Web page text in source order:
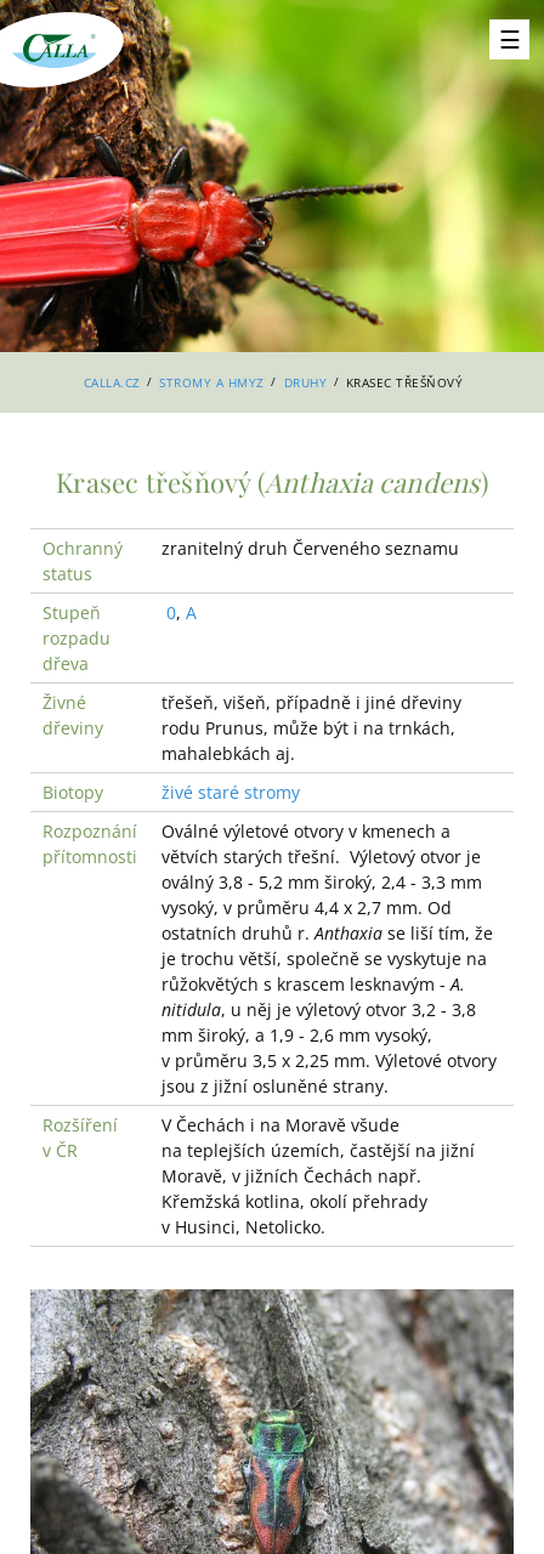
CALLA.CZ / STROMY A HMYZ / DRUHY / KRASEC TŘEŠŇOVÝ
Krasec třešňový (Anthaxia candens)
Ochranný
status
zranitelný druh Červeného seznamu
Stupeň
rozpadu
dřeva
0, A
Živné
dřeviny
třešeň, višeň, případně i jiné dřeviny
rodu Prunus, může být i na trnkách,
mahalebkách aj.
Biotopy
živé staré stromy
Rozpoznání
přítomnosti
Oválné výletové otvory v kmenech a
větvích starých třešní. Výletový otvor je
oválný 3,8 - 5,2 mm široký, 2,4 - 3,3 mm
vysoký, v průměru 4,4 x 2,7 mm. Od
ostatních druhů r.Anthaxia se liší tím, že
je trochu větší, společně se vyskytuje na
růžokvětých s krascem lesknavým -A.
nitidula, u něj je výletový otvor 3,2 - 3,8
mm široký, a 1,9 - 2,6 mm vysoký,
v průměru 3,5 x 2,25 mm. Výletové otvory
jsou z jižní osluněné strany.
Rozšíření
v ČR
V Čechách i na Moravě všude
na teplejších územích, častější na jižní
Moravě, v jižních Čechách např.
Křemžská kotlina, okolí přehrady
v Husinci, Netolicko.